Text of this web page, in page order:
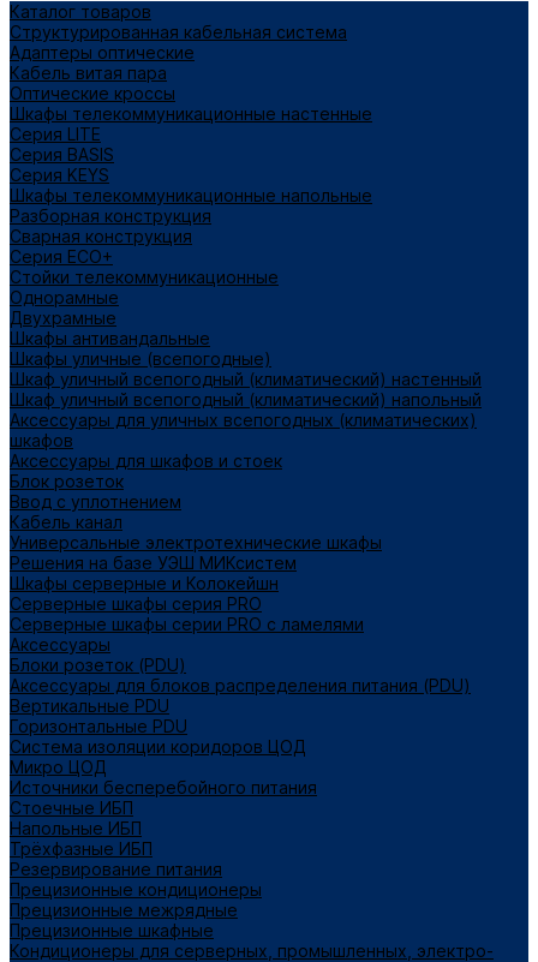
Каталог товаров
Структурированная кабельная система
Адаптеры оптические
Кабель витая пара
Оптические кроссы
Шкафы телекоммуникационные настенные
Cерия LITE
Cерия BASIS
Cерия KEYS
Шкафы телекоммуникационные напольные
Разборная конструкция
Сварная конструкция
Серия ECO+
Стойки телекоммуникационные
Однорамные
Двухрамные
Шкафы антивандальные
Шкафы уличные (всепогодные)
Шкаф уличный всепогодный (климатический) настенный
Шкаф уличный всепогодный (климатический) напольный
Аксессуары для уличных всепогодных (климатических)
шкафов
Аксессуары для шкафов и стоек
Блок розеток
Ввод с уплотнением
Кабель канал
Универсальные электротехнические шкафы
Решения на базе УЭШ МИКсистем
Шкафы серверные и Колокейшн
Серверные шкафы серия PRO
Серверные шкафы серии PRO с ламелями
Аксессуары
Блоки розеток (PDU)
Аксессуары для блоков распределения питания (PDU)
Вертикальные PDU
Горизонтальные PDU
Система изоляции коридоров ЦОД
Микро ЦОД
Источники бесперебойного питания
Стоечные ИБП
Напольные ИБП
Трёхфазные ИБП
Резервирование питания
Прецизионные кондиционеры
Прецизионные межрядные
Прецизионные шкафные
Кондиционеры для серверных, промышленных, электро-